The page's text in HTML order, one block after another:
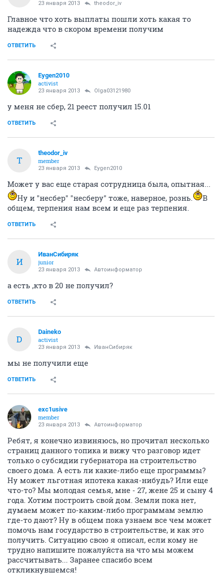
23 января 2013 theodor_iv
Главное что хоть выплаты пошли хоть какая то
надежда что в скором времени получим
ОТВЕТИТЬ
Eygen2010
activist
23 января 2013 Olga03121980
у меня не сбер, 21 реест получил 15.01
ОТВЕТИТЬ
T
theodor_iv
member
23 января 2013 Eygen2010
Может у вас еще старая сотрудница была, опытная...
Ну и "несбер" "несберу" тоже, наверное, рознь.
В
общем, терпения нам всем и еще раз терпения.
ОТВЕТИТЬ
И
ИванСибиряк
junior
23 января 2013 Автоинформатор
а есть ,кто в 20 не получил?
ОТВЕТИТЬ
D
Daineko
activist
23 января 2013 ИванСибиряк
мы не получили еще
ОТВЕТИТЬ
exc1usive
member
23 января 2013 Автоинформатор
Ребят, я конечно извиняюсь, но прочитал несколько
страниц данного топика и вижу что разговор идет
только о субсидии губернатора на строительство
своего дома. А есть ли какие-либо еще программы?
Ну может льготная ипотека какая-нибудь? Или еще
что-то? Мы молодая семья, мне - 27, жене 25 и сыну 4
года. Хотим построить свой дом. Земли пока нет,
думаем может по-каким-либо программам землю
где-то дают? Ну в общем пока узнаем все чем может
помочь нам государство в строительстве, и как это
получить. Ситуацию свою я описал, если кому не
трудно напишите пожалуйста на что мы можем
рассчитывать... Заранее спасибо всем
откликнувшемся!